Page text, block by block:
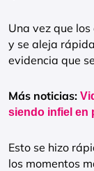
Una vez que
y se aleja
evidencia que
Más noticias:
siendo infiel en
Esto se hizo
los momentos